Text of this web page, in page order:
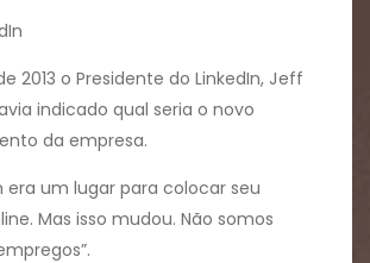
2013 o Presidente do LinkedIn, Jeff
indicado qual seria o novo
da empresa.
era um lugar para colocar seu
Mas isso mudou. Não somos